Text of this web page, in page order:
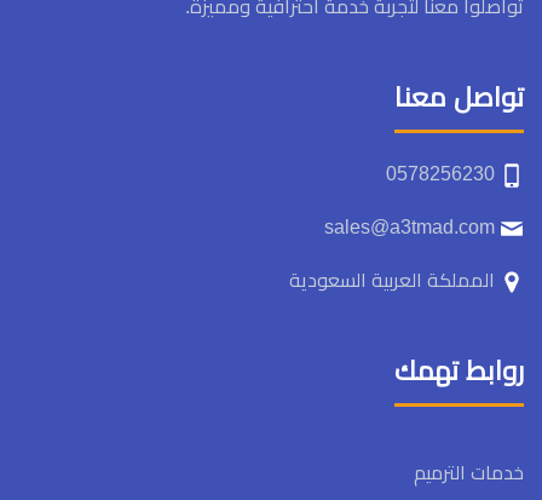
تواصلوا معنا لتجربة خدمة احترافية ومميزة.
تواصل معنا
المملكة العربية السعودية
روابط تهمك
خدمات الترميم